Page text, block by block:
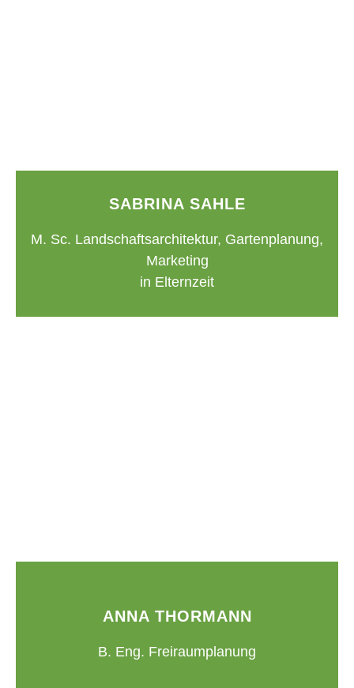
SABRINA SAHLE
M. Sc. Landschaftsarchitektur, Gartenplanung,
Marketing
in Elternzeit
ANNA THORMANN
B. Eng. Freiraumplanung